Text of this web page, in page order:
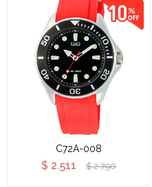
C72A-008
$ 2.511 $ 2.790